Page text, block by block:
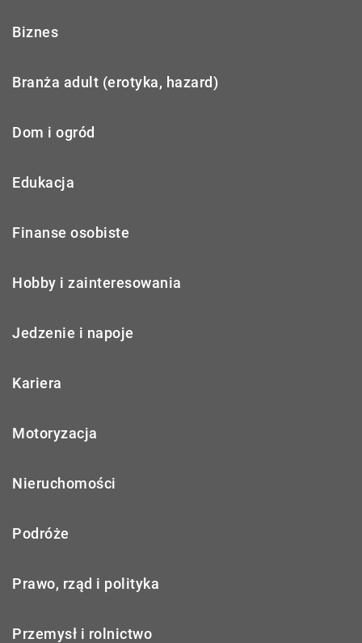
Biznes
Branża adult (erotyka, hazard)
Dom i ogród
Edukacja
Finanse osobiste
Hobby i zainteresowania
Jedzenie i napoje
Kariera
Motoryzacja
Nieruchomości
Podróże
Prawo, rząd i polityka
Przemysł i rolnictwo